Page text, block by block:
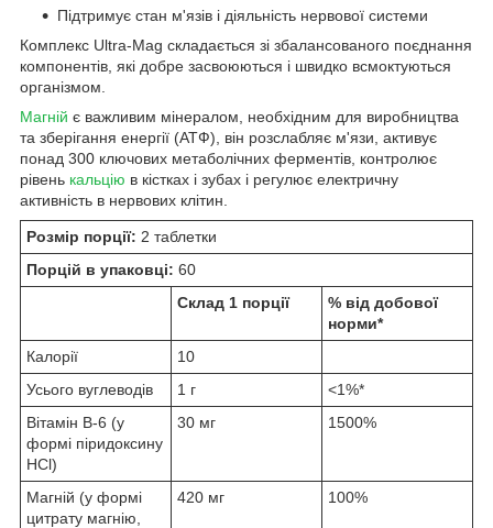
Підтримує стан м'язів і діяльність нервової системи
Комплекс Ultra-Mag складається зі збалансованого поєднання
компонентів, які добре засвоюються і швидко всмоктуються
організмом.
Магній є важливим мінералом, необхідним для виробництва
та зберігання енергії (АТФ), він розслабляє м'язи, активує
понад 300 ключових метаболічних ферментів, контролює
рівень кальцію в кістках і зубах і регулює електричну
активність в нервових клітин.
Розмір порції: 2 таблетки
Порцій в упаковці: 60
Склад 1 порції
% від добової
норми*
Калорії
10
Усього вуглеводів
1 г
<1%*
Вітамін B-6 (у
формі піридоксину
HCl)
30 мг 1500%
Магній (у формі
цитрату магнію,
420 мг 100%